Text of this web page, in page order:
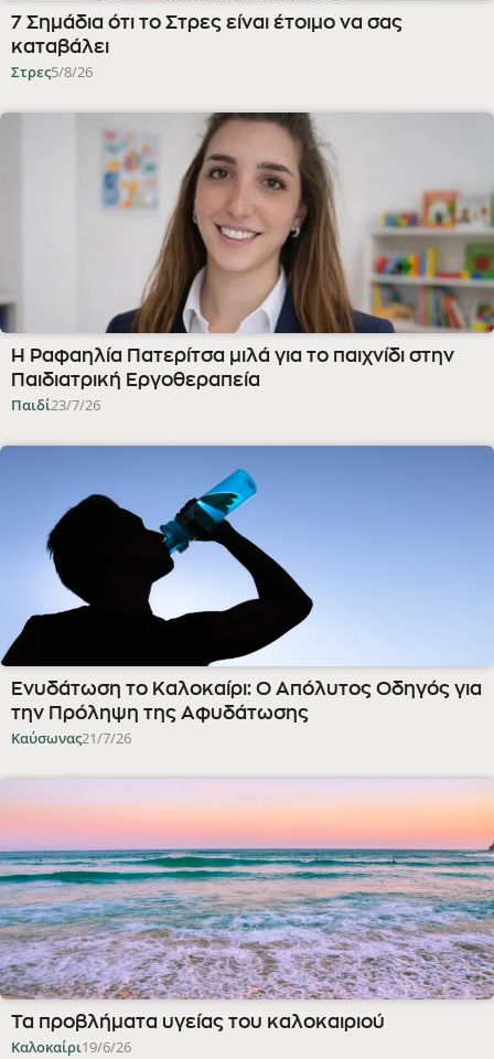
7 Σημάδια ότι το Στρες είναι έτοιμο να σας
καταβάλει
Στρες5/8/26
Η Ραφαηλία Πατερίτσα μιλά για το παιχνίδι στην
Παιδιατρική Εργοθεραπεία
Παιδί23/7/26
Ενυδάτωση το Καλοκαίρι: Ο Απόλυτος Οδηγός για
την Πρόληψη της Αφυδάτωσης
Καύσωνας21/7/26
Τα προβλήματα υγείας του καλοκαιριού
Καλοκαίρι19/6/26